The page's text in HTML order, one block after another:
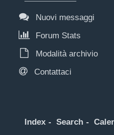
Nuovi messaggi
Forum Stats
Modalità archivio
Contattaci
Index Search